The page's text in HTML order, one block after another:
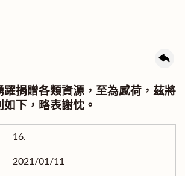
躍捐贈各類資源，至為感荷，茲將
下，略表謝忱。
16.
2021/01/11